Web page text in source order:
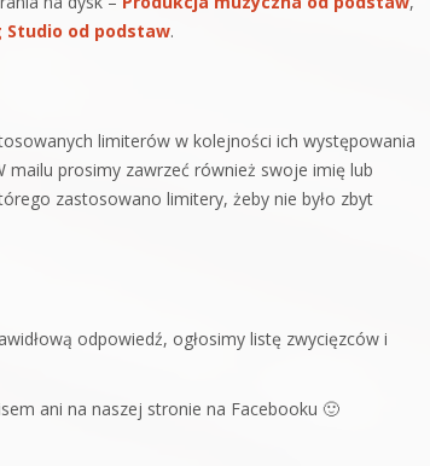
Studio od podstaw.
limiterów w kolejności ich występowania
mailu prosimy zawrzeć również swoje imię lub
zastosowano limitery, żeby nie było zbyt
odpowiedź, ogłosimy listę zwycięzców i
ani na naszej stronie na Facebooku 🙂